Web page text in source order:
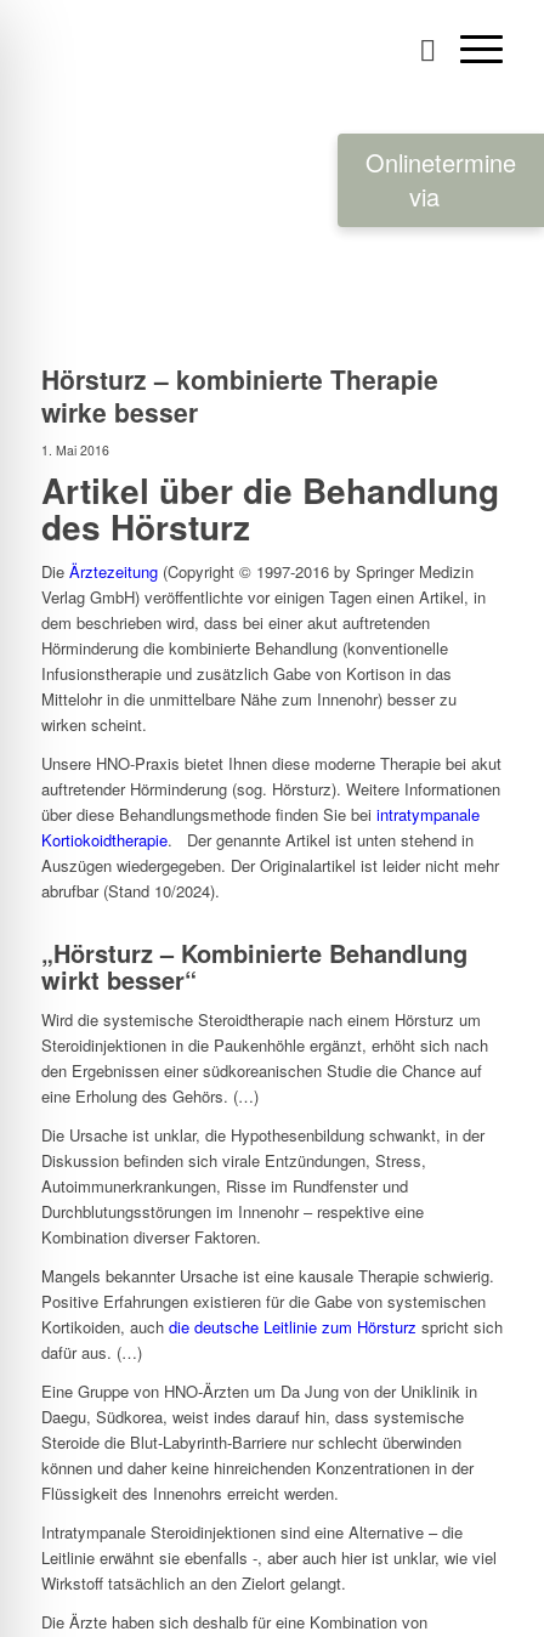
Hörsturz – kombinierte Therapie
wirke besser
1. Mai 2016
Artikel über die Behandlung
des Hörsturz
Die Ärztezeitung(Copyright © 1997-2016 by Springer Medizin
Verlag GmbH) veröffentlichte vor einigen Tagen einen Artikel, in
dem beschrieben wird, dass bei einer akut auftretenden
Hörminderung die kombinierte Behandlung (konventionelle
Infusionstherapie und zusätzlich Gabe von Kortison in das
Mittelohr in die unmittelbare Nähe zum Innenohr) besser zu
wirken scheint.
Unsere HNO-Praxis bietet Ihnen diese moderne Therapie bei akut
auftretender Hörminderung (sog. Hörsturz). Weitere Informationen
über diese Behandlungsmethode finden Sie bei intratympanale
Kortiokoidtherapie. Der genannte Artikel ist unten stehend in
Auszügen wiedergegeben. Der Originalartikel ist leider nicht mehr
abrufbar (Stand 10/2024).
„Hörsturz – Kombinierte Behandlung
wirkt besser“
Wird die systemische Steroidtherapie nach einem Hörsturz um
Steroidinjektionen in die Paukenhöhle ergänzt, erhöht sich nach
den Ergebnissen einer südkoreanischen Studie die Chance auf
eine Erholung des Gehörs. (…)
Die Ursache ist unklar, die Hypothesenbildung schwankt, in der
Diskussion befinden sich virale Entzündungen, Stress,
Autoimmunerkrankungen, Risse im Rundfenster und
Durchblutungsstörungen im Innenohr – respektive eine
Kombination diverser Faktoren.
Mangels bekannter Ursache ist eine kausale Therapie schwierig.
Positive Erfahrungen existieren für die Gabe von systemischen
Kortikoiden, auchdie deutsche Leitlinie zum Hörsturz spricht sich
dafür aus. (…)
Eine Gruppe von HNO-Ärzten um Da Jung von der Uniklinik in
Daegu, Südkorea, weist indes darauf hin, dass systemische
Steroide die Blut-Labyrinth-Barriere nur schlecht überwinden
können und daher keine hinreichenden Konzentrationen in der
Flüssigkeit des Innenohrs erreicht werden.
Intratympanale Steroidinjektionen sind eine Alternative – die
Leitlinie erwähnt sie ebenfalls -, aber auch hier ist unklar, wie viel
Wirkstoff tatsächlich an den Zielort gelangt.
Die Ärzte haben sich deshalb für eine Kombination von
Onlinetermine
via